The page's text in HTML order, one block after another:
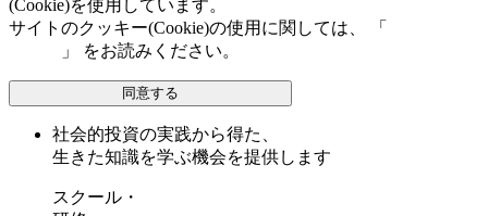
(Cookie)を使用しています。
サイトのクッキー(Cookie)の使用に関しては、 「
」 をお読みください。
同意する
社会的投資の実践から得た、
生きた知識を学ぶ機会を提供します
スクール・